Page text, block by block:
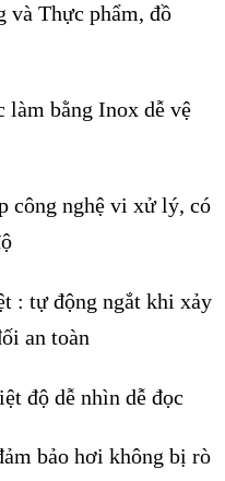
và Thực phẩm, đồ
làm bằng Inox dễ vệ
công nghệ vi xử lý, có
: tự động ngắt khi xảy
an toàn
độ dễ nhìn dễ đọc
bảo hơi không bị rò